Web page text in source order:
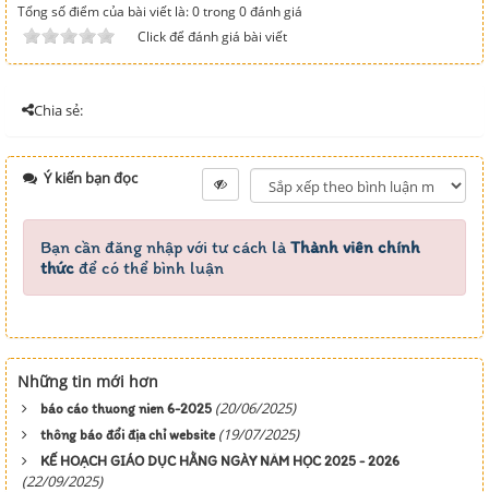
Tổng số điểm của bài viết là: 0 trong 0 đánh giá
Click để đánh giá bài viết
Chia sẻ:
Ý kiến bạn đọc
Bạn cần đăng nhập với tư cách là Thành viên chính
thức để có thể bình luận
Những tin mới hơn
báo cáo thuong nien 6-2025 (20/06/2025)
thông báo đổi địa chỉ website (19/07/2025)
KẾ HOẠCH GIÁO DỤC HẰNG NGÀY NĂM HỌC 2025 - 2026
(22/09/2025)